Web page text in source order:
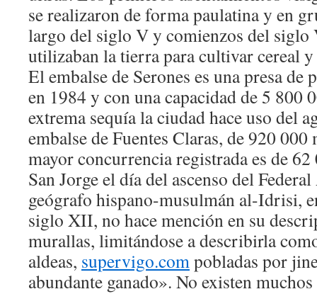
se realizaron de forma paulatina y en
largo del siglo V y comienzos del
utilizaban la tierra para cultivar cereal
El embalse de Serones es una presa de
en 1984 y con una capacidad de 5 800
extrema sequía la ciudad hace uso del
embalse de Fuentes Claras, de 920 000
mayor concurrencia registrada es de 62
San Jorge el día del ascenso del
geógrafo hispano-musulmán al-Idrisi,
siglo XII, no hace mención en su
murallas, limitándose a describirla
aldeas, supervigo.compobladas por
abundante ganado». No existen